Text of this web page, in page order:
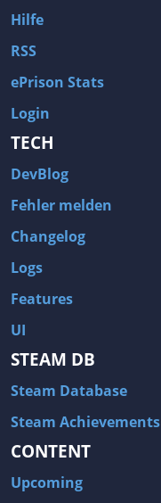
Hilfe
RSS
ePrison Stats
Login
TECH
DevBlog
Fehler melden
Changelog
Logs
Features
UI
STEAM DB
Steam Database
Steam Achievements
CONTENT
Upcoming